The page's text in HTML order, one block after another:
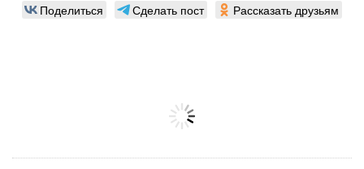
Поделиться Сделать пост Рассказать друзьям